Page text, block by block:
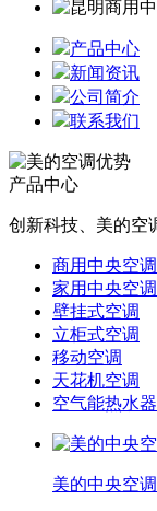
产品中心
新闻资讯
公司简介
联系我们
产品中心
创新科技、美的空
商用中央空调
家用中央空调
壁挂式空调
立柜式空调
移动空调
天花机空调
空气能热水器
美的中央空